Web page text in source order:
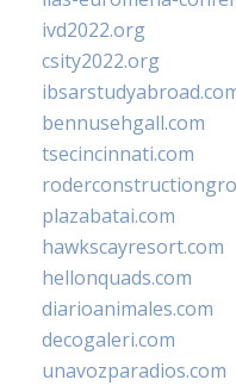
ivd2022.org
csity2022.org
bennusehgall.com
tsecincinnati.com
plazabatai.com
hawkscayresort.com
hellonquads.com
diarioanimales.com
decogaleri.com
unavozparadios.com